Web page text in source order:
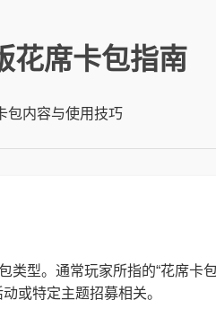
花席卡包指南
包内容与使用技巧
类型。通常玩家所指的“花席卡
或特定主题招募相关。